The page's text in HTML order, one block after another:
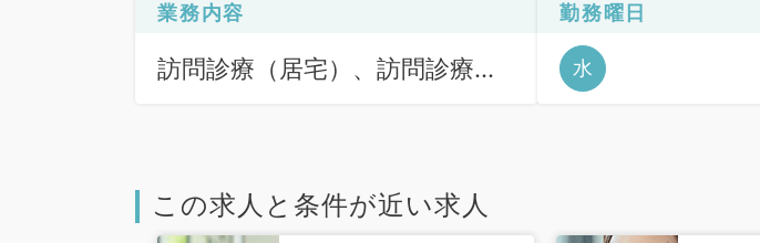
業務内容
訪問診療（居宅）、訪問診療
勤務曜日
水
この求人と条件が近い求人